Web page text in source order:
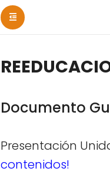
Documento
Presentación
contenidos!